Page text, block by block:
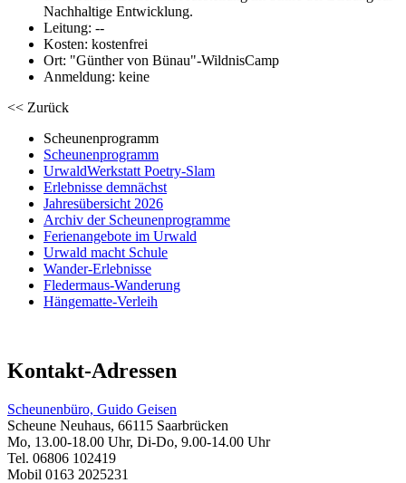
Nachhaltige Entwicklung.
Leitung: --
Kosten: kostenfrei
Ort: "Günther von Bünau"-WildnisCamp
Anmeldung: keine
<< Zurück
Scheunenprogramm
Scheunenprogramm
UrwaldWerkstatt Poetry-Slam
Erlebnisse demnächst
Jahresübersicht 2026
Archiv der Scheunenprogramme
Ferienangebote im Urwald
Urwald macht Schule
Wander-Erlebnisse
Fledermaus-Wanderung
Hängematte-Verleih
Kontakt-Adressen
Scheunenbüro, Guido Geisen
Scheune Neuhaus, 66115 Saarbrücken
Mo, 13.00-18.00 Uhr, Di-Do, 9.00-14.00 Uhr
Tel. 06806 102419
Mobil 0163 2025231